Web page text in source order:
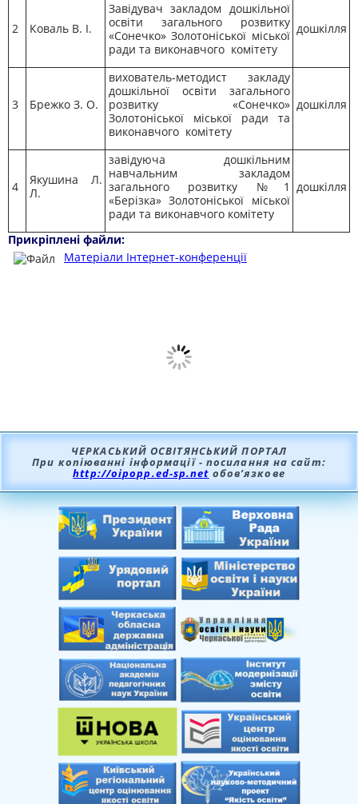
2 Коваль В. І.
Завідувач закладом дошкільної
освіти загального розвитку
«Сонечко» Золотоніської міської
ради та виконавчого комітету
дошкілля
3 Брежко З. О.
вихователь-методист закладу
дошкільної освіти загального
розвитку «Сонечко»
Золотоніської міської ради та
виконавчого комітету
дошкілля
4
Якушина Л.
Л.
завідуюча дошкільним
навчальним закладом
загального розвитку №1
«Берізка» Золотоніської міської
ради та виконавчого комітету
дошкілля
Прикріплені файли:
Матеріали Інтернет-конференції
ЧЕРКАСЬКИЙ ОСВІТЯНСЬКИЙ ПОРТАЛ
При копіюванні інформації - посилання на сайт:
http://oipopp.ed-sp.net обов’язкове